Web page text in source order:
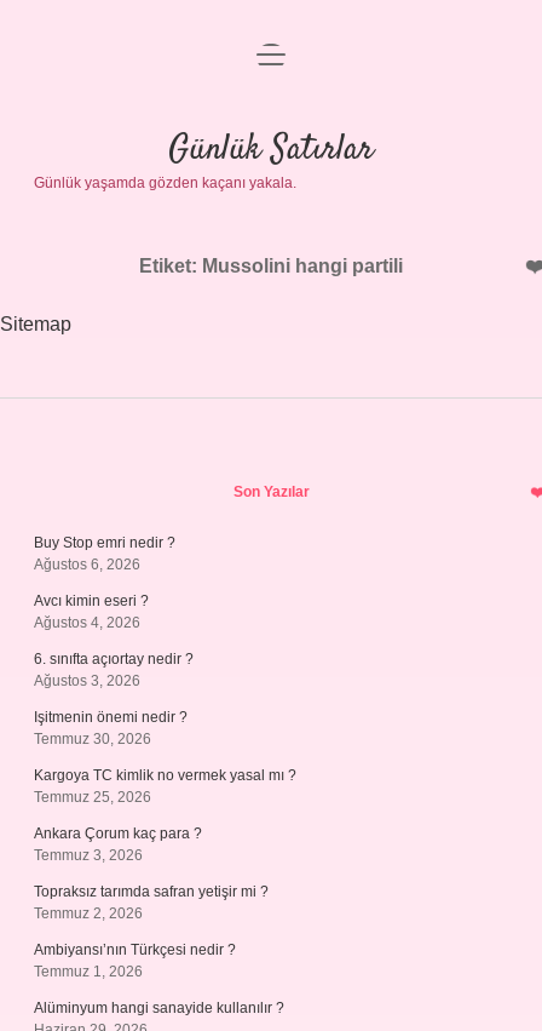
Anasayfa
Gizlilik Politikası
Yasal Uyarı
menüyü
Günlük Satırlar
Günlük yaşamda gözden kaçanı yakala.
Etiket: Mussolini hangi partili
Sitemap
Son Yazılar
Buy Stop emri nedir ?
Ağustos 6, 2026
Avcı kimin eseri ?
Ağustos 4, 2026
6. sınıfta açıortay nedir ?
Ağustos 3, 2026
Işitmenin önemi nedir ?
Temmuz 30, 2026
Kargoya TC kimlik no vermek yasal mı ?
Temmuz 25, 2026
Ankara Çorum kaç para ?
Temmuz 3, 2026
Topraksız tarımda safran yetişir mi ?
Temmuz 2, 2026
Ambiyansı’nın Türkçesi nedir ?
Temmuz 1, 2026
Alüminyum hangi sanayide kullanılır ?